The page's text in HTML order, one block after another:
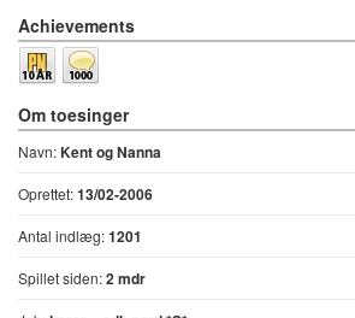
Achievements
Om toesinger
Navn:Kent og Nanna
Oprettet:13/02-2006
Antal indlæg:1201
Spillet siden:2 mdr